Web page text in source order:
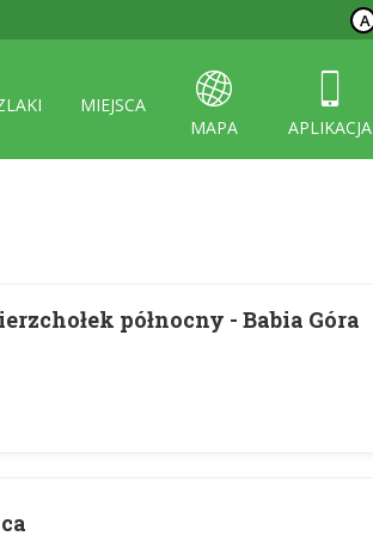
A
MIEJSCA
MAPA
APLIKACJA
północny - Babia Góra